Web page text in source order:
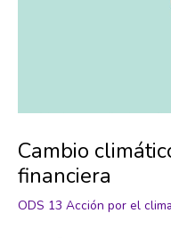
Cambio
financiera
ODS 13 Acción por el clima